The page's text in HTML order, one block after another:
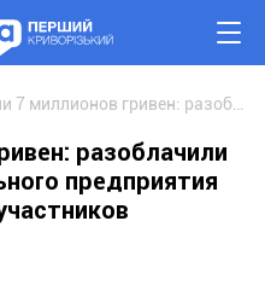
разоблачили
предприятия